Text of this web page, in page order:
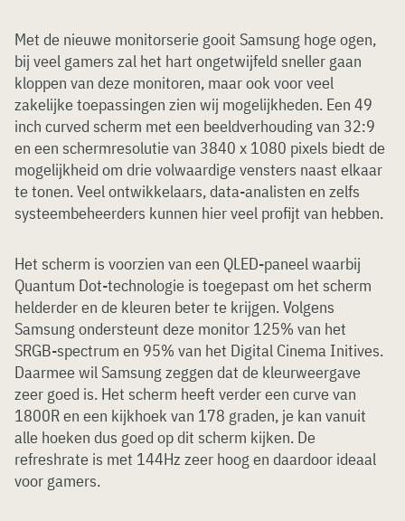
Met de nieuwe monitorserie gooit Samsung hoge ogen,
bij veel gamers zal het hart ongetwijfeld sneller gaan
kloppen van deze monitoren, maar ook voor veel
zakelijke toepassingen zien wij mogelijkheden. Een 49
inch curved scherm met een beeldverhouding van 32:9
en een schermresolutie van 3840 x 1080 pixels biedt de
mogelijkheid om drie volwaardige vensters naast elkaar
te tonen. Veel ontwikkelaars, data-analisten en zelfs
systeembeheerders kunnen hier veel profijt van hebben.
Het scherm is voorzien van een QLED-paneel waarbij
Quantum Dot-technologie is toegepast om het scherm
helderder en de kleuren beter te krijgen. Volgens
Samsung ondersteunt deze monitor 125% van het
SRGB-spectrum en 95% van het Digital Cinema Initives.
Daarmee wil Samsung zeggen dat de kleurweergave
zeer goed is. Het scherm heeft verder een curve van
1800R en een kijkhoek van 178 graden, je kan vanuit
alle hoeken dus goed op dit scherm kijken. De
refreshrate is met 144Hz zeer hoog en daardoor ideaal
voor gamers.